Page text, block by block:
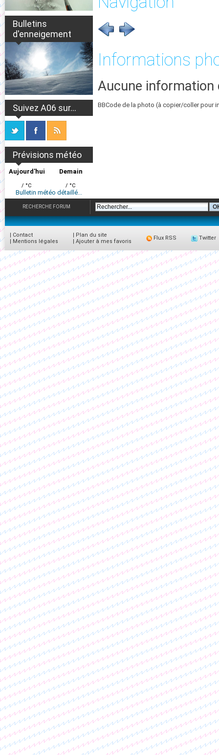
Bulletins
d'enneigement
Suivez A06 sur...
Prévisions météo
Aujourd'hui
/ °C
Demain
/ °C
Bulletin météo détaillé...
Informations
Aucune information
BBCode de la photo (à copier/coller pour
RECHERCHE FORUM
| Contact
| Mentions légales
| Plan du site
| Ajouter à mes favoris
Flux RSS Twitter